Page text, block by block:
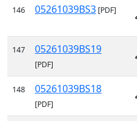
146 05261039BS3 [PDF]
147 05261039BS19
[PDF]
148 05261039BS18
[PDF]